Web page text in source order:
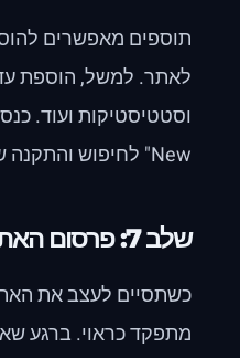
תוספים מאפשרים
New" לחיפוש והתקנה של תוספים.
שלב 7: פרסום האתר
כשתסיים לעצב את
מתפקד כראוי. ברגע